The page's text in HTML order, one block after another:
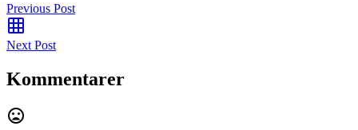
Previous Post
Next Post
Kommentarer